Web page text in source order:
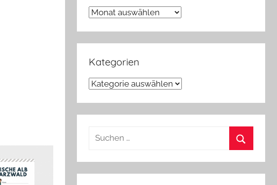
Archiv
Kategorien
Kategorien
Suchen